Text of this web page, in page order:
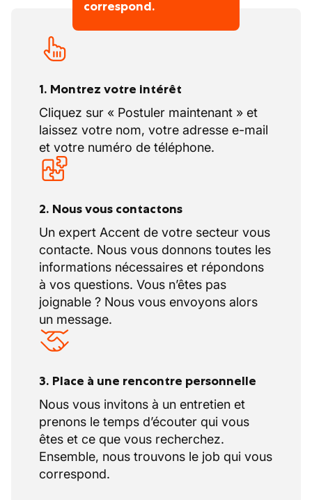
correspond.
1. Montrez votre intérêt
Cliquez sur « Postuler maintenant » et
laissez votre nom, votre adresse e-mail
et votre numéro de téléphone.
2. Nous vous contactons
Un expert Accent de votre secteur vous
contacte. Nous vous donnons toutes les
informations nécessaires et répondons
à vos questions. Vous n’êtes pas
joignable ? Nous vous envoyons alors
un message.
3. Place à une rencontre personnelle
Nous vous invitons à un entretien et
prenons le temps d’écouter qui vous
êtes et ce que vous recherchez.
Ensemble, nous trouvons le job qui vous
correspond.